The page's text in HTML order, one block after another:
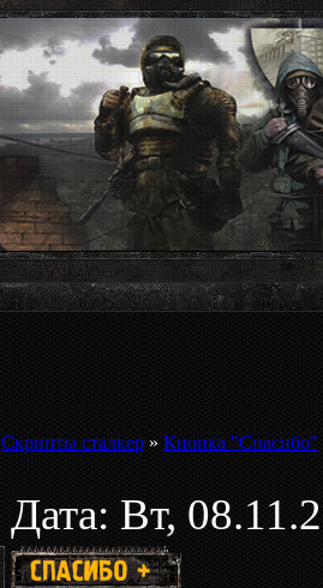
Скрипты сталкер » Кнопка "Спасибо"
Дата: Вт,